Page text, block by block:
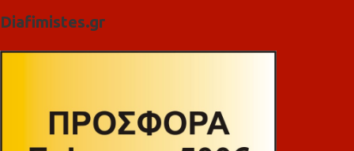
Diafimistes.gr